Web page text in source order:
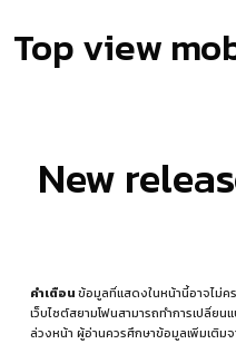
Top view
New
คำเตือนข้อมูลที่แสดงในหน้านี้อาจไม่
เว็บไซต์สยามโฟนสามารถทำการเปลี่ย
ล่วงหน้า ผู้อ่านควรศึกษาข้อมูลเพิ่มเติม